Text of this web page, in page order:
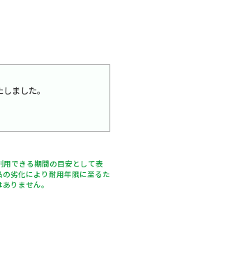
ました。
できる期間の目安として表
劣化により耐用年限に至るた
りません。